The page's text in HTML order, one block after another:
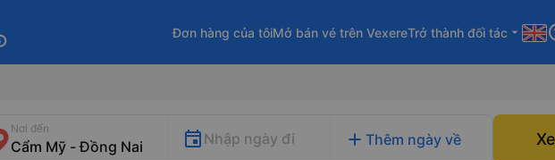
Đơn hàng của tôiMở bán vé trên VexereTrở thành đối tác arrow_drop_down
Nơi đến
Nhập ngày đi add Thêm ngày về